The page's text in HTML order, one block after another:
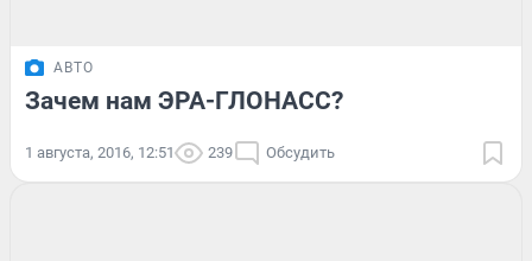
АВТО
Зачем нам ЭРА-ГЛОНАСС?
1 августа, 2016, 12:51 239 Обсудить